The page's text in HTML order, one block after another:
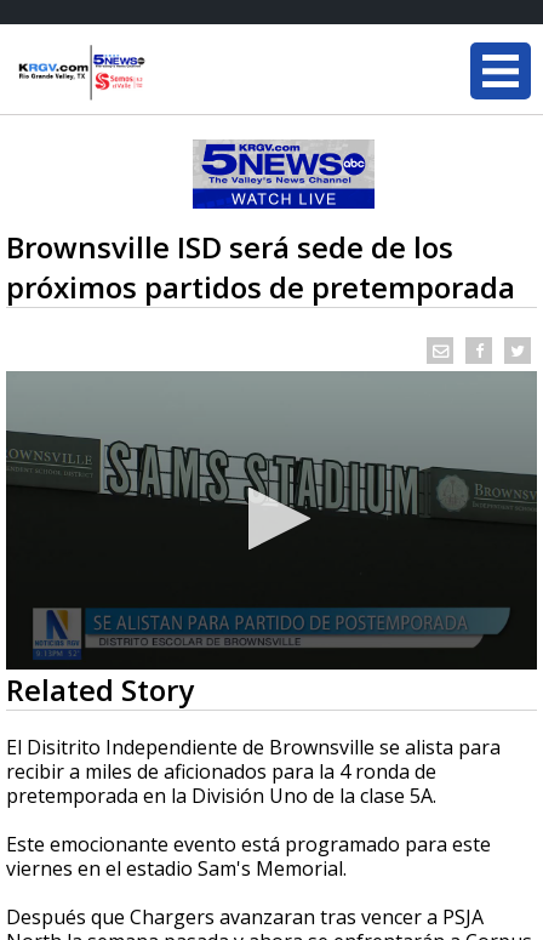
Brownsville ISD será sede de los
próximos partidos de pretemporada
0
seconds
of
1
minute,
2
seconds
Related Story
El Disitrito Independiente de Brownsville se alista para
recibir a miles de aficionados para la 4 ronda de
pretemporada en la División Uno de la clase 5A.
Este emocionante evento está programado para este
viernes en el estadio Sam's Memorial.
Después que Chargers avanzaran tras vencer a PSJA